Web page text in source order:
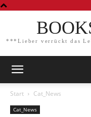
***Lieber verrückt das
Start Cat_News
Cat_News